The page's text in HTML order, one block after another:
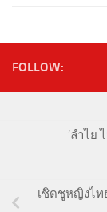
FOLLOW:
‘ลำไย
เชิดชูหญิงไท